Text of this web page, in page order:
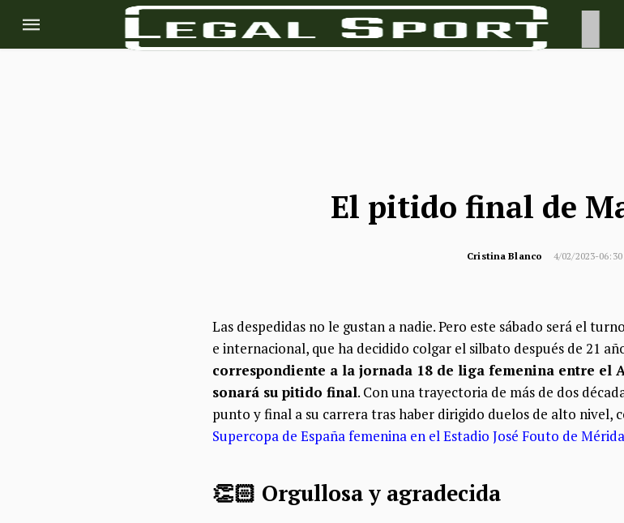
El pitido final de
Cristina Blanco 4/02/2023-06:30
Las despedidas no le gustan a nadie. Pero este sábado será el
e internacional, que ha decidido colgar el silbato después de 21
correspondiente a la jornada 18 de liga femenina entre el
sonará su pitido final. Con una trayectoria de más de dos
punto y final a su carrera tras haber dirigido duelos de alto nivel,
Supercopa de España femenina en el Estadio José Fouto de Mérida
👏🏻 Orgullosa y agradecida